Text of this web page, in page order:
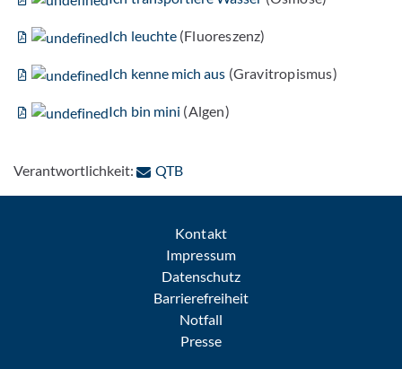
Ich leuchte(Fluoreszenz)
Ich kenne mich aus (Gravitropismus)
Ich bin mini (Algen)
Verantwortlichkeit: QTB: Per E-Mail kontaktieren
Kontakt
Impressum
Datenschutz
Barrierefreiheit
Notfall
Presse